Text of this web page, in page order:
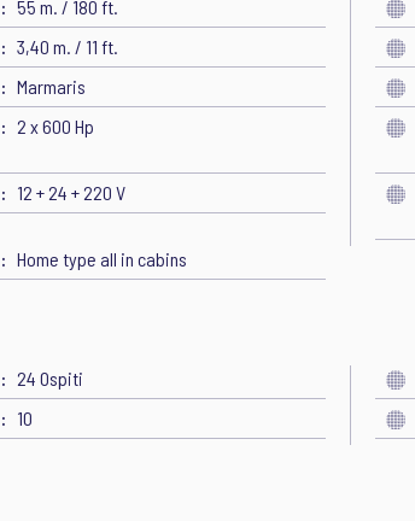
55 m. / 180 ft.
3,40 m. / 11 ft.
Marmaris
2 x 600 Hp
12 + 24 + 220 V
Home type all in cabins
24 Ospiti
10